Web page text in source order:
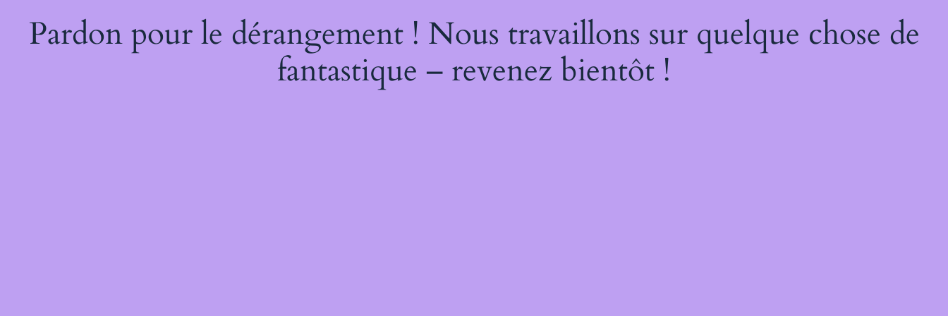
Pardon pour le dérangement ! Nous travaillons sur quelque chose de
fantastique – revenez bientôt !